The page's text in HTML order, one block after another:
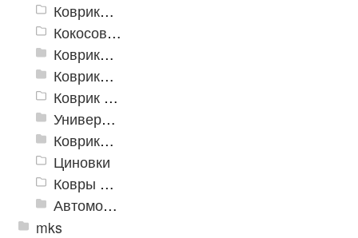
Коврики на пенорезине
Кокосовые коврики
Коврики для ванн
Коврики и дорожки пористые (Лапша)
Коврик флокированный
Универсальные коврики
Коврики хлопковые
Циновки
Ковры для детской
Автомобильные коврики
mks